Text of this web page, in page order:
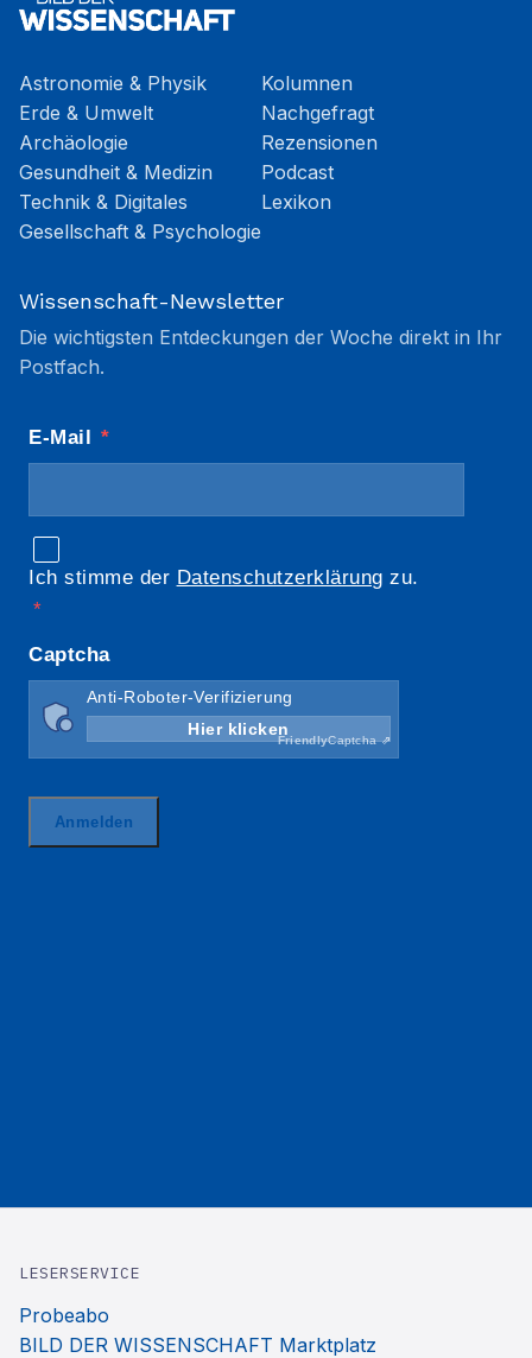
Astronomie & Physik
Erde & Umwelt
Archäologie
Gesundheit & Medizin
Technik & Digitales
Gesellschaft & Psychologie
Kolumnen
Nachgefragt
Rezensionen
Podcast
Lexikon
Wissenschaft-Newsletter
Die wichtigsten Entdeckungen der Woche direkt in Ihr
Postfach.
LESERSERVICE
Probeabo
BILD DER WISSENSCHAFT Marktplatz